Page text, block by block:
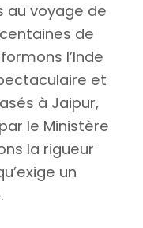
au voyage de
de
l’Inde
et
à Jaipur,
le Ministère
la rigueur
un
.